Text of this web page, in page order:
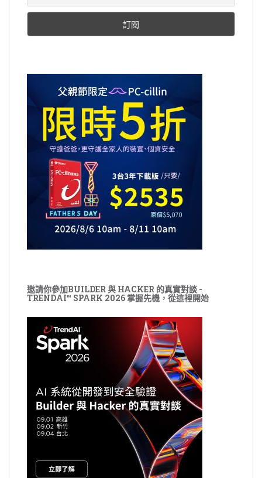
邀請你參加BUILDER 與 HACKER 的真實對談 -
TRENDAI™ SPARK 2026 掌握先機，從這裡開始